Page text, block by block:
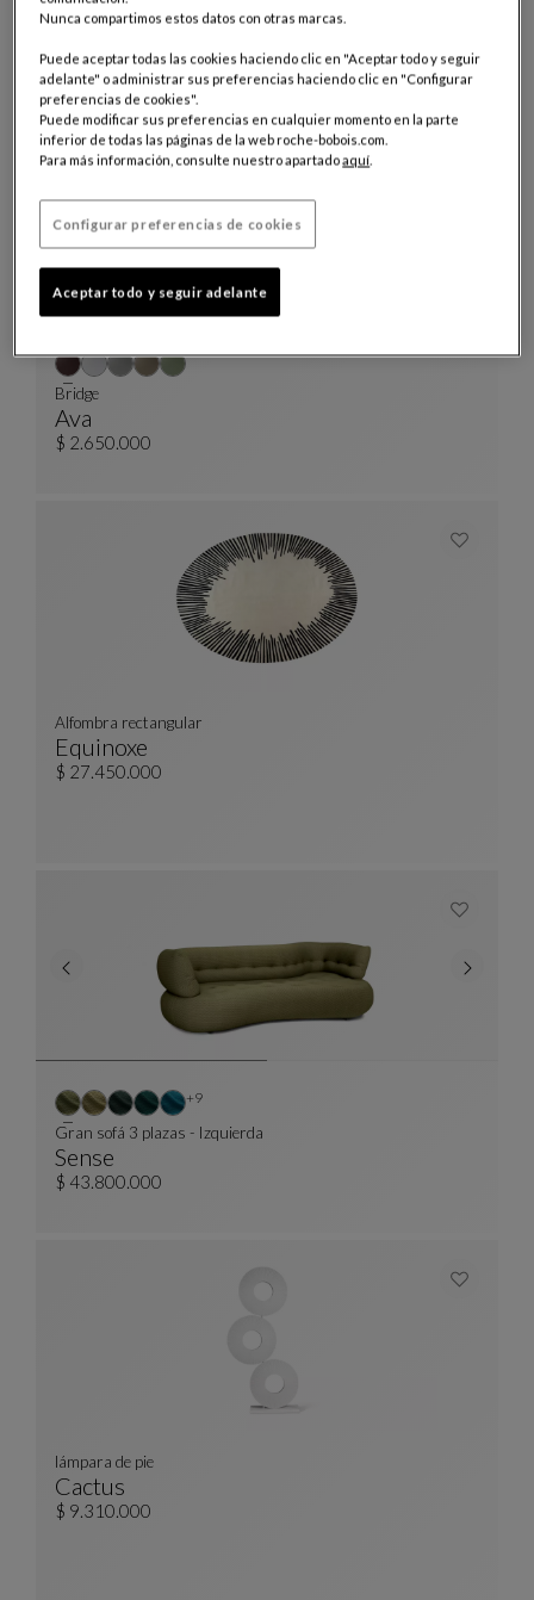
Aqua
Mesa De Comedor Redonda
Ver Descripción Completa
mesa de comedor redonda
$ 51.030.000
Ava
Bridge
Ver Descripción Completa
Bridge
$ 2.650.000
Equinoxe
Alfombra Rectangular
Ver Descripción Completa
Alfombra rectangular
$ 27.450.000
Sense
Gran Sofá 3 Plazas - Izquierda
Ver Descripción Completa
Gran sofá 3 plazas - Izquierda
$ 43.800.000
+9Otros colores : 9 colores disponibles
Cactus
Lámpara De Pie
Ver Descripción Completa
lámpara de pie
$ 9.310.000
Nunca compartimos estos datos con otras marcas.
Puede aceptar todas las cookies haciendo clic en "Aceptar todo y seguir
adelante" o administrar sus preferencias haciendo clic en "Configurar
preferencias de cookies".
Puede modificar sus preferencias en cualquier momento en la parte
inferior de todas las páginas de la web roche-bobois.com.
Para más información, consulte nuestro apartadoaquí.
Configurar preferencias de cookies
Aceptar todo y seguir adelante